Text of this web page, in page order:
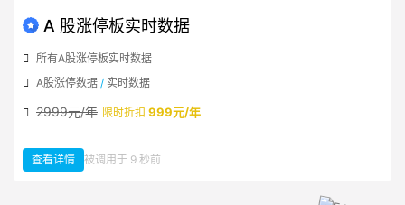
A 股涨停板实时数据
所有A股涨停板实时数据
A股涨停数据 / 实时数据
2999元/年 限时折扣 999元/年
查看详情：A 股涨停板实时数据
被调用于 9 秒前